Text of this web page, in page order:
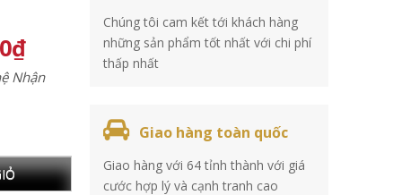
₫
Nhận
Chúng tôi cam kết tới khách hàng
những sản phẩm tốt nhất với chi phí
thấp nhất
Giao hàng toàn quốc
Giao hàng với 64 tỉnh thành với giá
cước hợp lý và cạnh tranh cao